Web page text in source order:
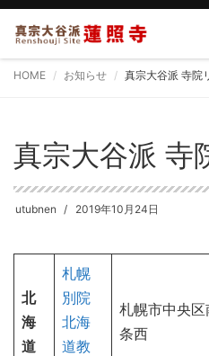
HOME お知らせ 真宗大谷派 寺院
真宗大谷派 寺
utubnen 2019年10月24日
北
海
道
札幌
別院
北海
道教
札幌市中央区
条西